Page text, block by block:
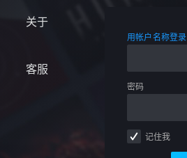
关于
客服
用帐户名称登录
密码
记住我